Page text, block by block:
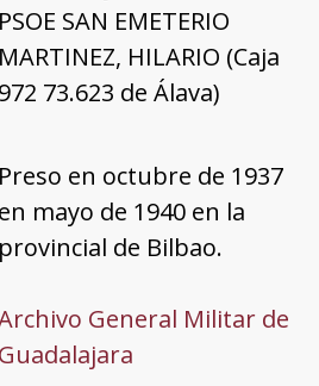
PSOE SAN EMETERIO
MARTINEZ, HILARIO (Caja
972 73.623 de Álava)
Preso en octubre de 1937
en mayo de 1940 en la
provincial de Bilbao.
General Militar de
Guadalajara